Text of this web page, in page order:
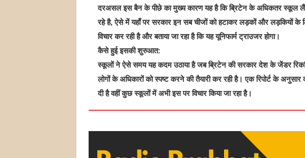
दरअसल इस बैन के पीछे का मुख्य कारण यह है कि ब्रिटेन के अधिकतर स्कूल
रहे है, ऐसे में यहाँ पर सरकार इन सब चीजों को हटाकर लड़कों और लड़कियों के
विचार कर रही है और बताया जा रहा है कि यह यूनिफार्म ट्राउजर होगा।
कैसे हुई इसकी शुरुआत:
स्कूलों ने ऐसे समय यह कदम उठाया है जब ब्रिटेन की सरकार देश के जेंडर
लोगों के अधिकारों को स्पष्ट करने की तैयारी कर रही है। एक रिपोर्ट के
दी है वहीं कुछ स्कूलों में अभी इस पर विचार किया जा रहा है।